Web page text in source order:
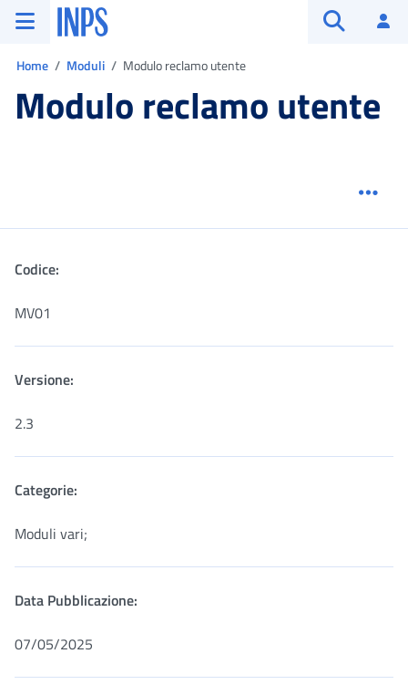
Vai al menu principale
Vai al contenuto principale
Vai al pie' di pagina
INPS ()
Home Moduli Modulo reclamo utente
Modulo reclamo utente
Codice:
MV01
Versione:
2.3
Categorie:
Moduli vari;
Data Pubblicazione:
07/05/2025